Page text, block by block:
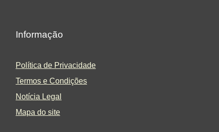
Informação
Política de Privacidade
Termos e Condições
Notícia Legal
Mapa do site